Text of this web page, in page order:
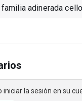
familia adinerada
iniciar la sesión en su